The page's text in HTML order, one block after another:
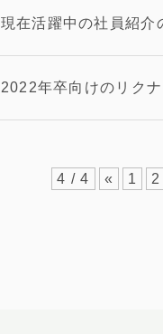
現在活躍中の社員紹介
2022年卒向けのリク
4 / 4 « 1 2